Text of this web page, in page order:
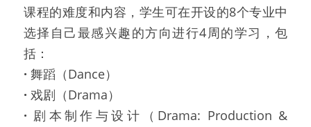
课程的难度和内容，学生可在开设的8个专业中
选择自己最感兴趣的方向进行4周的学习，包
括：
· 舞蹈（Dance）
· 戏剧（Drama）
· 剧本制作与设计（Drama: Production &